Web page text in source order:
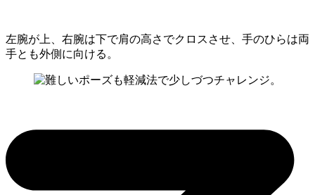
左腕が上、右腕は下で肩の高さでクロスさせ、手のひらは両
手とも外側に向ける。